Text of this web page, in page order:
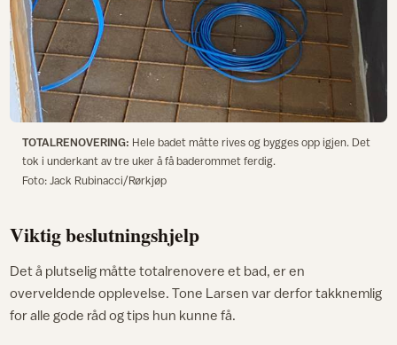
TOTALRENOVERING: Hele badet måtte rives og bygges opp igjen. Det
tok i underkant av tre uker å få baderommet ferdig.
Foto: Jack Rubinacci/Rørkjøp
Viktig beslutningshjelp
Det å plutselig måtte totalrenovere et bad, er en
overveldende opplevelse. Tone Larsen var derfor takknemlig
for alle gode råd og tips hun kunne få.